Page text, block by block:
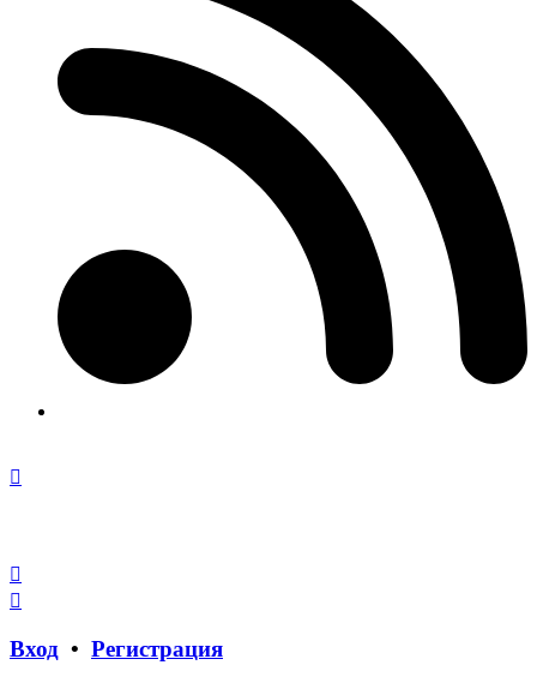
Вход • Регистрация